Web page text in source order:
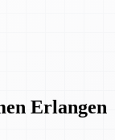
Erlangen